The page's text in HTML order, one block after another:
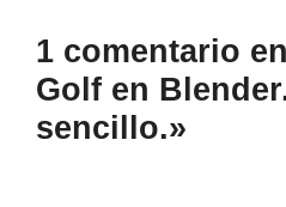
1 comentario
Golf en
sencillo.»